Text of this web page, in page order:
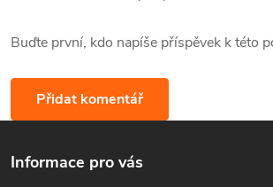
Buďte první, kdo napíše příspěvek k této
Přidat komentář
Informace pro vás